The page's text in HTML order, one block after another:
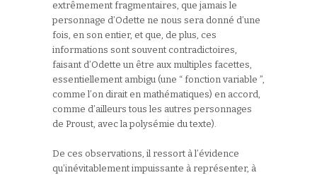
extrêmement fragmentaires, que jamais le
personnage d’Odette ne nous sera donné d’une
fois, en son entier, et que, de plus, ces
informations sont souvent contradictoires,
faisant d’Odette un être aux multiples facettes,
essentiellement ambigu (une “ fonction variable ”,
comme l’on dirait en mathématiques) en accord,
comme d’ailleurs tous les autres personnages
de Proust, avec la polysémie du texte).
De ces observations, il ressort à l’évidence
qu’inévitablement impuissante à représenter, à